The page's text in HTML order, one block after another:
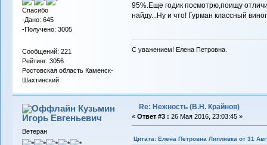
Спасибо
-Дано: 645
-Получено: 3005
Сообщений: 221
Рейтинг: 3056
Ростовская область Каменск-
Шахтинский
95%.Еще годик посмотрю,поищу
найду...Ну и что! Гурман классный
С уважением! Елена Петровна.
Кузьмин
Игорь Евгеньевич
Ветеран
Re: Нежность (В.Н. Крайнов)
« Ответ #3 : 26 Мая 2016, 23:03:45 »
Цитата: Елена Петровна Липлявка от 31